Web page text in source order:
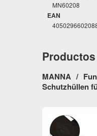
MN60208
EAN
MANNA /
Schutzhüllen